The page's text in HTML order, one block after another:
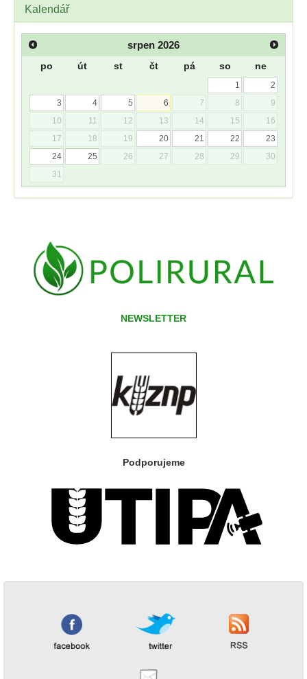
Kalendář
srpen 2026
po út st čt pá so ne
1
2
3
4 5 6 7 8
9
10
11 12 13 14 15
16
17
18 19 20 21 22
23
24
25 26 27 28 29
30
31
NEWSLETTER
Podporujeme